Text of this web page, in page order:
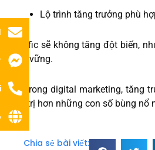
Lộ trình tăng trưởng phù
Traffic sẽ không tăng đột biến,
bền vững.
Và trong digital marketing, tăng
giá trị hơn những con số bùng nổ
Chia sẻ bài viết: